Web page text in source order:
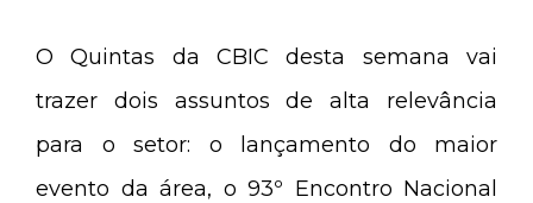
O Quintas da CBIC desta semana vai
trazer dois assuntos de alta relevância
para o setor: o lançamento do maior
evento da área, o 93º Encontro Nacional